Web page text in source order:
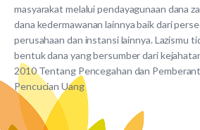
masyarakat melalui pendayagunaan dana
dana kedermawanan lainnya baik dari
perusahaan dan instansi lainnya. Lazismu
bentuk dana yang bersumber dari
2010 Tentang Pencegahan dan
Pencucian Uang